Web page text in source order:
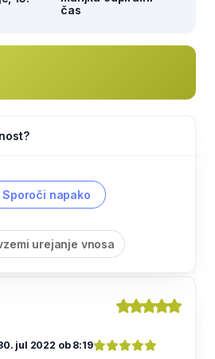
čas
Sporoči napako
urejanje vnosa
jul 2022 ob 8:19